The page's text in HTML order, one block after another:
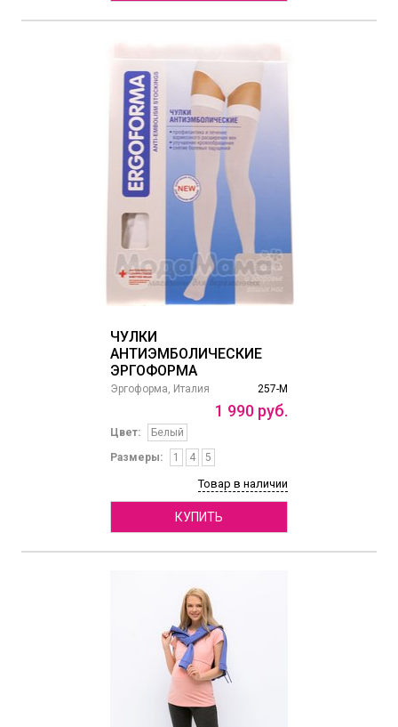
ЧУЛКИ
АНТИЭМБОЛИЧЕСКИЕ
ЭРГОФОРМА
257-М
Эргоформа, Италия
1 990 руб.
Цвет:
Белый
Размеры:
1 4 5
Товар в наличии
КУПИТЬ